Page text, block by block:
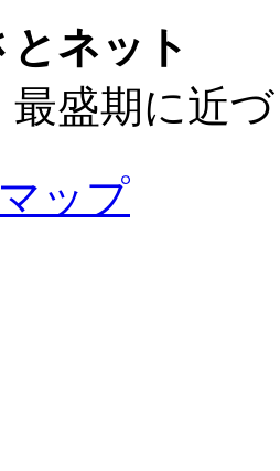
ネット
盛期に近
ップ